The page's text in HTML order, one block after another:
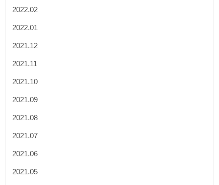
2022.02
2022.01
2021.12
2021.11
2021.10
2021.09
2021.08
2021.07
2021.06
2021.05